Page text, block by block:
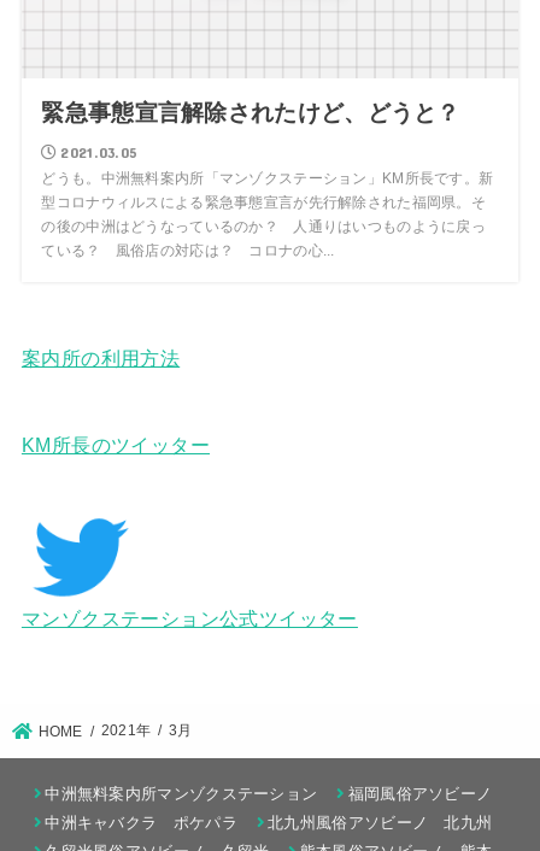
緊急事態宣言解除されたけど、どうと？
2021.03.05
どうも。中洲無料案内所「マンゾクステーション」KM所長です。新
型コロナウィルスによる緊急事態宣言が先行解除された福岡県。そ
の後の中洲はどうなっているのか？ 人通りはいつものように戻っ
ている？ 風俗店の対応は？ コロナの心...
案内所の利用方法
KM所長のツイッター
マンゾクステーション公式ツイッター
HOME 2021年 3月
中洲無料案内所マンゾクステーション
福岡風俗アソビーノ
中洲キャバクラ ポケパラ
北九州風俗アソビーノ 北九州